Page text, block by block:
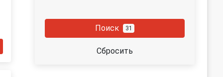
Поиск 31
Сбросить